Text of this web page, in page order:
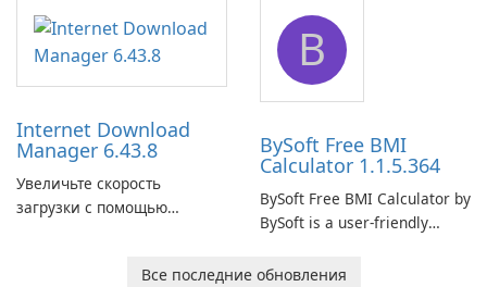
application designed to
monitor your internet
connection and provide real-
time insights into its
designed to help businesses
effectively manage their
network infrastructure.
Internet Download
Manager 6.43.8
Увеличьте скорость
загрузки с помощью
B
BySoft Free BMI
Calculator 1.1.5.364
BySoft Free BMI Calculator by
BySoft is a user-friendly
designed to help you
Все последние обновления